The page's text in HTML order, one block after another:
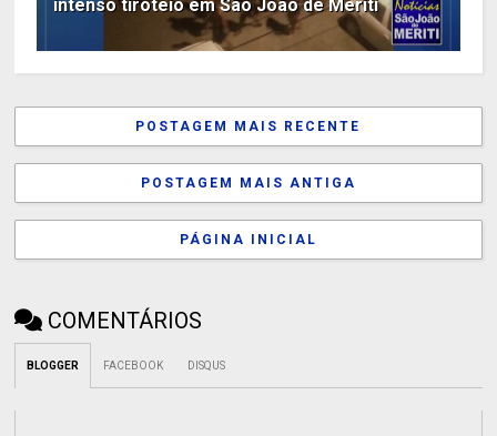
intenso tiroteio em São João de Meriti
POSTAGEM MAIS RECENTE
POSTAGEM MAIS ANTIGA
PÁGINA INICIAL
COMENTÁRIOS
BLOGGER FACEBOOK DISQUS